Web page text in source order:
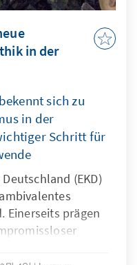
in der
sich zu
in der
Schritt für
(EKD)
Einerseits prägen